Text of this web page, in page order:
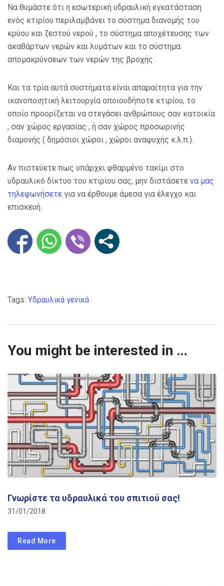
Να θυμάστε ότι η εσωτερική υδραυλική εγκατάσταση
ενός κτιρίου περιλαμβάνει το σύστημα διανομής του
κρύου και ζεστού νερού , το σύστημα αποχέτευσης των
ακαθάρτων νερών και λυμάτων και το σύστημα
απομακρύνσεων των νερών της βροχής .
Και τα τρία αυτά συστήματα είναι απαραίτητα για την
ικανοποιητική λειτουργία οποιουδήποτε κτιρίου, το
οποίο προορίζεται να στεγάσει ανθρώπους σαν κατοικία
, σαν χώρος εργασίας , ή σαν χώρος προσωρινής
διαμονής ( δημόσιοι χώροι , χώροι αναψυχής κ.λ.π.).
Αν πιστεύετε πως υπάρχει φθαρμένο τακίμι στο
υδραυλικό δίκτυο του κτιρίου σας, μην διστάσετε να μας
τηλεφωνήσετε για να έρθουμε άμεσα για έλεγχο και
επισκευή.
Tags: Υδραυλικά γενικά
You might be interested in …
Γνωρίστε τα υδραυλικά του σπιτιού σας!
31/01/2018
Read More